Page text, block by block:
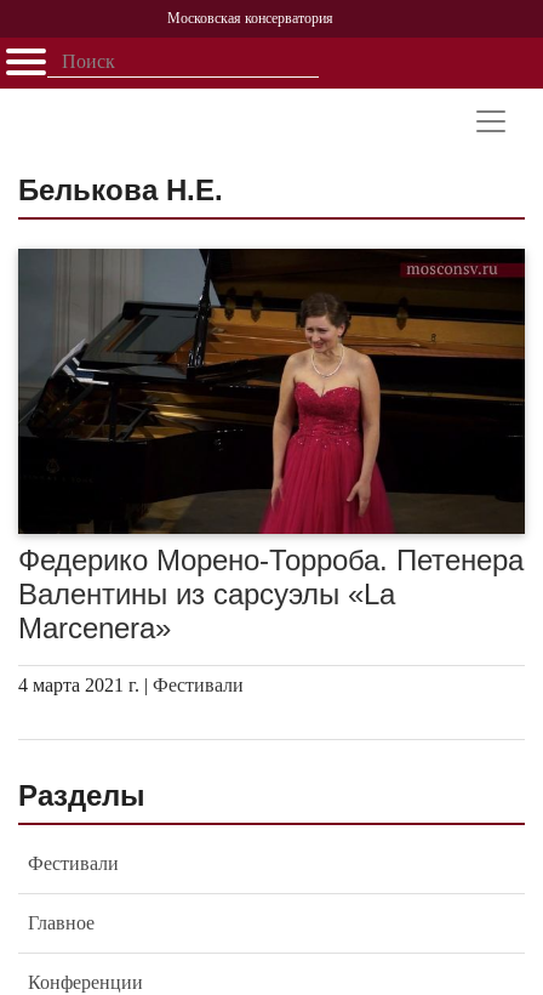
Московская консерватория
Открыть - закрыть
Персоналии
История
Белькова Н.Е.
Федерико Морено-Торроба. Петенера
Валентины из сарсуэлы «La
Marcenera»
4 марта 2021 г. | Фестивали
Разделы
Фестивали
Главное
Конференции